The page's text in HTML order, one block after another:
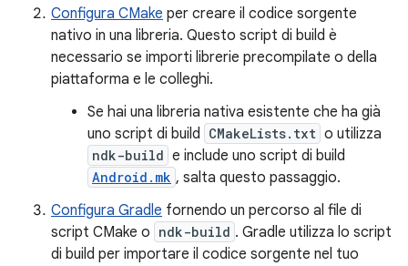
Configura CMake per creare il codice sorgente
nativo in una libreria. Questo script di build è
necessario se importi librerie precompilate o della
piattaforma e le colleghi.
Se hai una libreria nativa esistente che ha già
uno script di build CMakeLists.txt o utilizza
ndk-build e include uno script di build
Android.mk , salta questo passaggio.
Configura Gradle fornendo un percorso al file di
script CMake o ndk-build . Gradle utilizza lo script
di build per importare il codice sorgente nel tuo